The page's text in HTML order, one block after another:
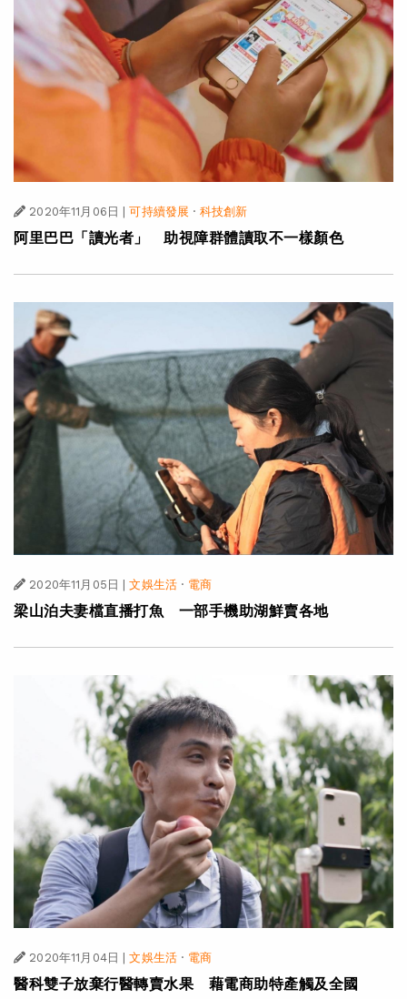
2020年11月06日 | 可持續發展 · 科技創新
阿里巴巴「讀光者」 助視障群體讀取不一樣顏色
2020年11月05日 文娛生活 · 電商
梁山泊夫妻檔直播打魚 一部手機助湖鮮賣各地
2020年11月04日 文娛生活 · 電商
醫科雙子放棄行醫轉賣水果 藉電商助特產觸及全國